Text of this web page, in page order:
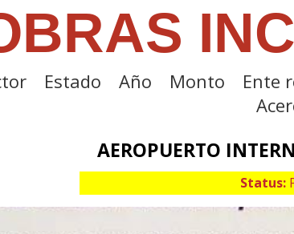
Estado Año Monto Ente
AEROPUERTO
Status: